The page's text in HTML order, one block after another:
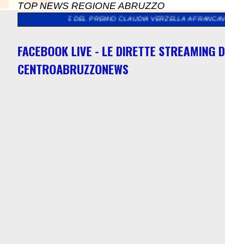
TOP NEWS REGIONE ABRUZZO
DEL PREMIO CLAUDIA VERZELLA A FRANCAVILLA AL MARE
FACEBOOK LIVE - LE DIRETTE STREAMING
CENTROABRUZZONEWS